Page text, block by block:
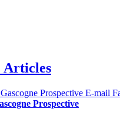
Articles
Prospective